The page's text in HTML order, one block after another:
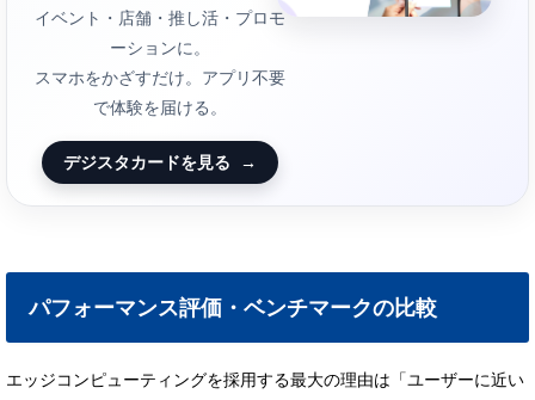
イベント・店舗・推し活・プロモ
ーションに。
スマホをかざすだけ。アプリ不要
で体験を届ける。
デジスタカードを見る →
パフォーマンス評価・ベンチマークの比較
エッジコンピューティングを採用する最大の理由は「ユーザーに近い